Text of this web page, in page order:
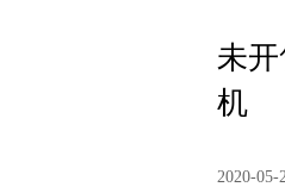
未
机
2020-05-